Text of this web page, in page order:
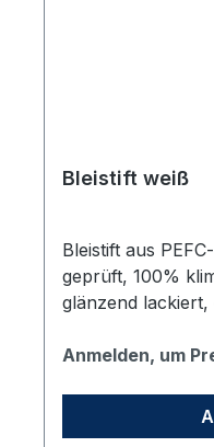
Bleistift weiß
Bleistift aus
geprüft, 100%
glänzend
Logo in
Anmelden, um